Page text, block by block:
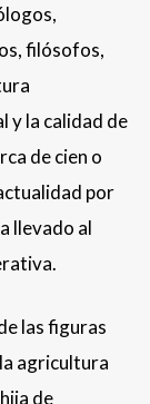
filósofos,
y la calidad de
de cien o
por
llevado al
las figuras
agricultura
hija de